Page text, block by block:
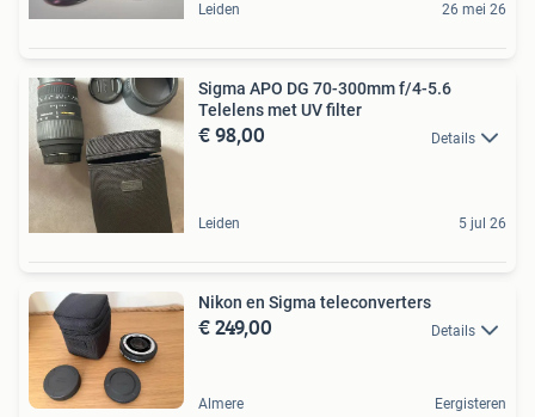
Leiden 26 mei 26
Sigma APO DG 70-300mm f/4-5.6
Telelens met UV filter
€ 98,00 Details
Leiden 5 jul 26
Nikon en Sigma teleconverters
€ 249,00 Details
Almere Eergisteren